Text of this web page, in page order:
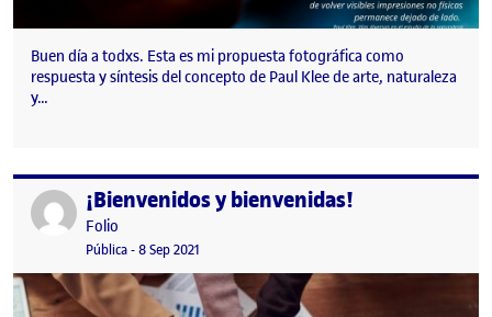
Buen día a todxs. Esta es mi propuesta fotográfica como
respuesta y síntesis del concepto de Paul Klee de arte, naturaleza
y…
Publicado por¡Bienvenidos y bienvenidas!
Publicado por
Folio
Visibilidad:
Pública-Fecha de publicación
8 Sep 2021